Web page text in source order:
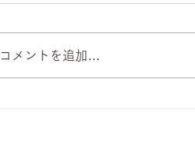
コメントを追加…